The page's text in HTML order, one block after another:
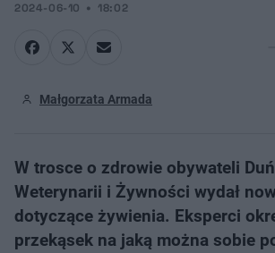
2024-06-10 18:02
Małgorzata Armada
W trosce o zdrowie obywateli
Weterynarii i Żywności wydał
dotyczące żywienia. Eksperci
przekąsek na jaką można sobie